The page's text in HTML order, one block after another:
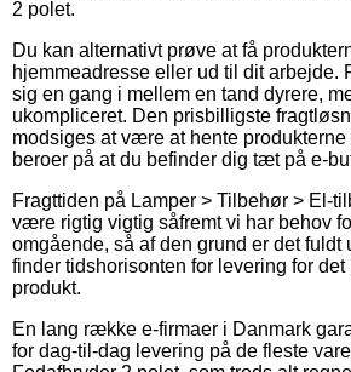
2 polet.
Du kan alternativt prøve at få
hjemmeadresse eller ud til dit arbejde.
sig en gang i mellem en tand dyrere,
ukompliceret. Den prisbilligste
modsiges at være at hente produkterne
beroer på at du befinder dig tæt på e-
Fragttiden på Lamper > Tilbehør > El-
være rigtig vigtig såfremt vi har behov
omgående, så af den grund er det fuldt
finder tidshorisonten for levering for
produkt.
En lang række e-firmaer i Danmark
for dag-til-dag levering på de fleste